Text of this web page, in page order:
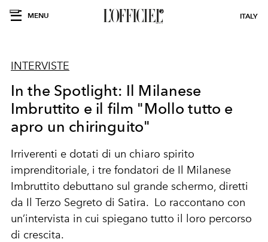
MENU ITALY
INTERVISTE
In the Spotlight: Il Milanese
Imbruttito e il film "Mollo tutto e
apro un chiringuito"
Irriverenti e dotati di un chiaro spirito
imprenditoriale, i tre fondatori de Il Milanese
Imbruttito debuttano sul grande schermo, diretti
da Il Terzo Segreto di Satira. Lo raccontano con
un’intervista in cui spiegano tutto il loro percorso
di crescita.